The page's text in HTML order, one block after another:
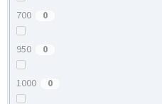
700 0
950 0
1000 0